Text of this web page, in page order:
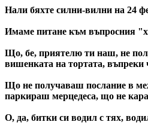
Нали бяхте силни-вилни на 24
Имаме питане към въпросния
Що, бе, приятелю ти наш, не
вишенката на тортата,
Що не получаваш послание в
паркираш мерцедеса, що не
О, да, битки си водил с тях,